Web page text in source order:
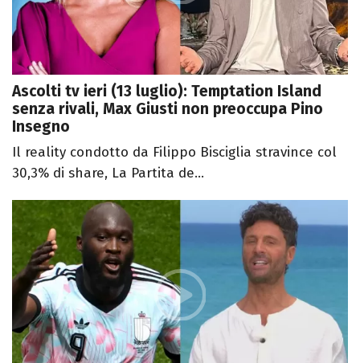
Ascolti tv ieri (13 luglio): Temptation Island
senza rivali, Max Giusti non preoccupa Pino
Insegno
Il reality condotto da Filippo Bisciglia stravince col
30,3% di share, La Partita de...